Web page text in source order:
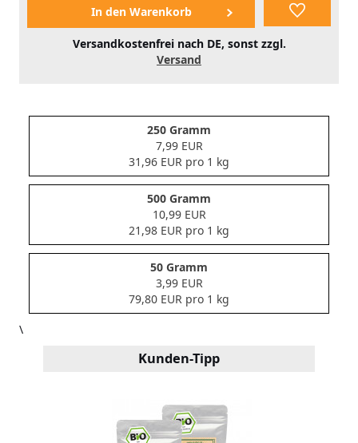
Versandkostenfrei nach DE, sonst zzgl.
Versand
250 Gramm
7,99 EUR
31,96 EUR pro 1 kg
500 Gramm
10,99 EUR
21,98 EUR pro 1 kg
50 Gramm
3,99 EUR
79,80 EUR pro 1 kg
\
Kunden-Tipp